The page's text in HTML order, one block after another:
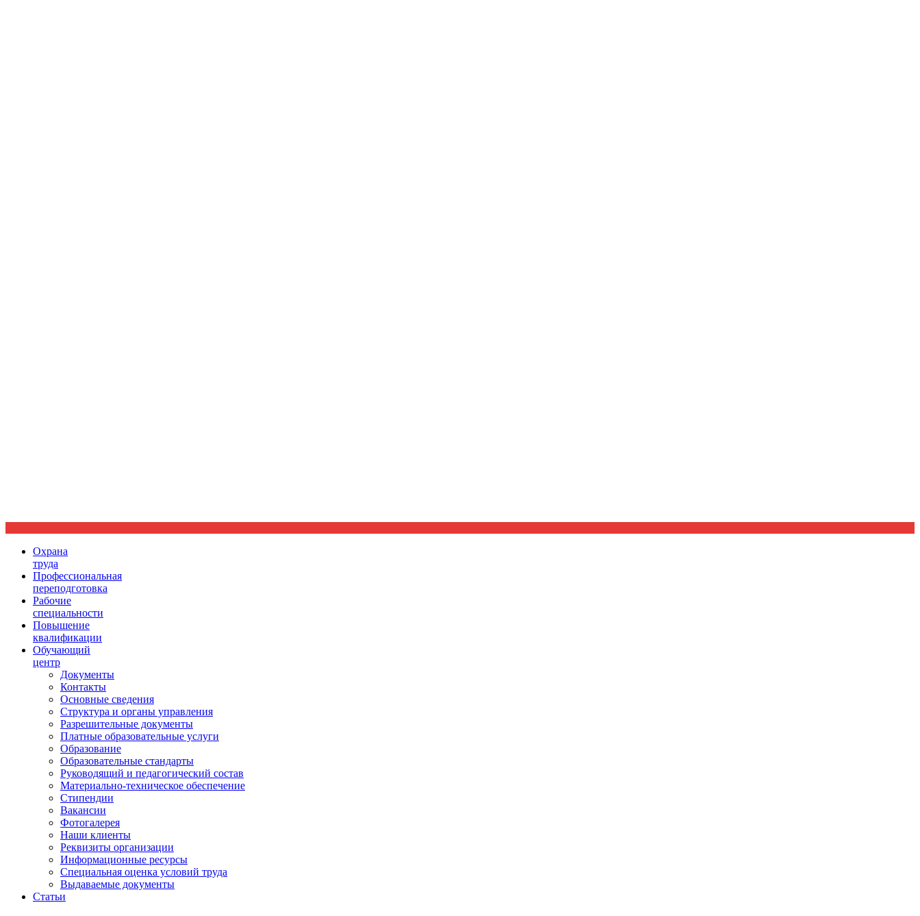
Ориентир охраны труда
Охрана
труда
Профессиональная
переподготовка
Рабочие
специальности
Повышение
квалификации
Обучающий
центр
Документы
Контакты
Основные сведения
Структура и органы управления
Разрешительные документы
Платные образовательные услуги
Образование
Образовательные стандарты
Руководящий и педагогический состав
Материально-техническое обеспечение
Стипендии
Вакансии
Фотогалерея
Наши клиенты
Реквизиты организации
Информационные ресурсы
Специальная оценка условий труда
Выдаваемые документы
Статьи